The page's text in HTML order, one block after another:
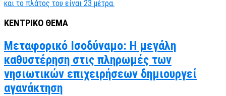
ΚΕΝΤΡΙΚΟ ΘΕΜΑ
Μεταφορικό Ισοδύναμο: Η μεγάλη
καθυστέρηση στις πληρωμές των
νησιωτικών επιχειρήσεων δημιουργεί
αγανάκτηση